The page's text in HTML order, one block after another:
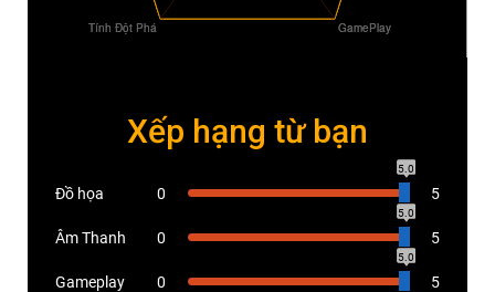
Xếp hạng từ bạn
Đồ họa 0
5.0
5
Âm Thanh 0
5.0
5
Gameplay 0
5.0
5